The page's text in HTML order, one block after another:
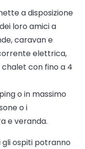
a disposizione
loro amici a
caravan e
elettrica,
con fino a 4
o in massimo
o i
e veranda.
gli ospiti potranno